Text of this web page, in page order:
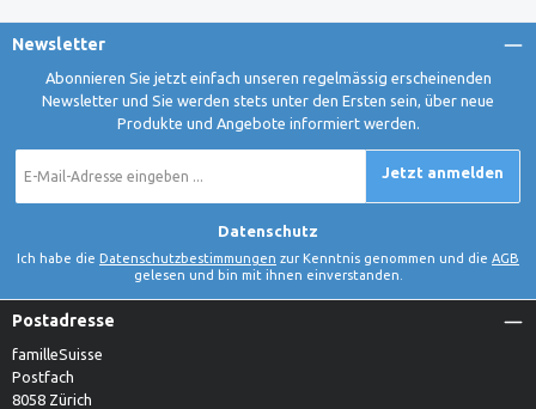
Newsletter
Abonnieren Sie jetzt einfach unseren regelmässig erscheinenden
Newsletter und Sie werden stets unter den Ersten sein, über neue
Produkte und Angebote informiert werden.
Mail-
Jetzt anmelden
Datenschutz
Ich habe die Datenschutzbestimmungen zur Kenntnis genommen und die AGB
gelesen und bin mit ihnen einverstanden.
Postadresse
familleSuisse
Postfach
8058 Zürich